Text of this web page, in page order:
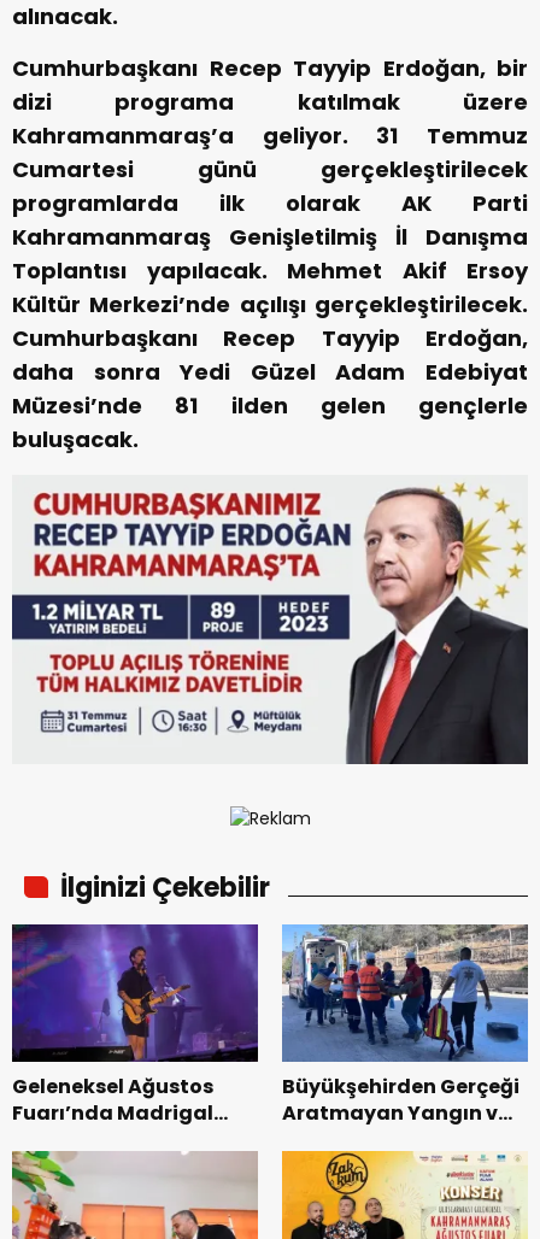
alınacak.
Cumhurbaşkanı Recep Tayyip Erdoğan, bir
dizi programa katılmak üzere
Kahramanmaraş’a geliyor. 31 Temmuz
Cumartesi günü gerçekleştirilecek
programlarda ilk olarak AK Parti
Kahramanmaraş Genişletilmiş İl Danışma
Toplantısı yapılacak. Mehmet Akif Ersoy
Kültür Merkezi’nde açılışı gerçekleştirilecek.
Cumhurbaşkanı Recep Tayyip Erdoğan,
daha sonra Yedi Güzel Adam Edebiyat
Müzesi’nde 81 ilden gelen gençlerle
buluşacak.
İlginizi Çekebilir
Geleneksel Ağustos
Fuarı’nda Madrigal
Büyükşehirden Gerçeği
Aratmayan Yangın ve